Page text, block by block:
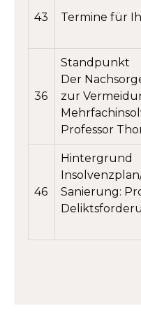
43 Termine für
36
Standpunkt
Der
zur
Professor
46
Hintergrund
Sanierung: